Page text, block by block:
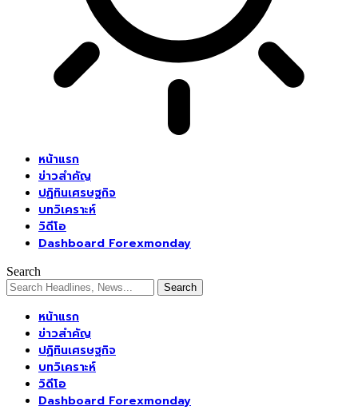
หน้าแรก
ข่าวสำคัญ
ปฏิทินเศรษฐกิจ
บทวิเคราะห์
วิดีโอ
Dashboard Forexmonday
Search
หน้าแรก
ข่าวสำคัญ
ปฏิทินเศรษฐกิจ
บทวิเคราะห์
วิดีโอ
Dashboard Forexmonday